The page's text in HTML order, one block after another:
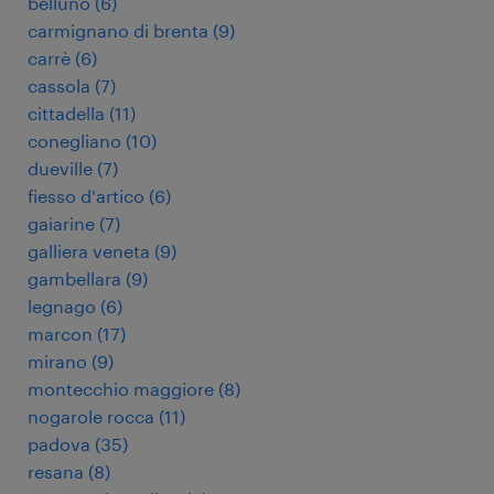
carmignano di brenta (9)
carrè (6)
cassola (7)
cittadella (11)
conegliano (10)
dueville (7)
fiesso d'artico (6)
gaiarine (7)
galliera veneta (9)
gambellara (9)
legnago (6)
marcon (17)
mirano (9)
montecchio maggiore (8)
nogarole rocca (11)
padova (35)
resana (8)